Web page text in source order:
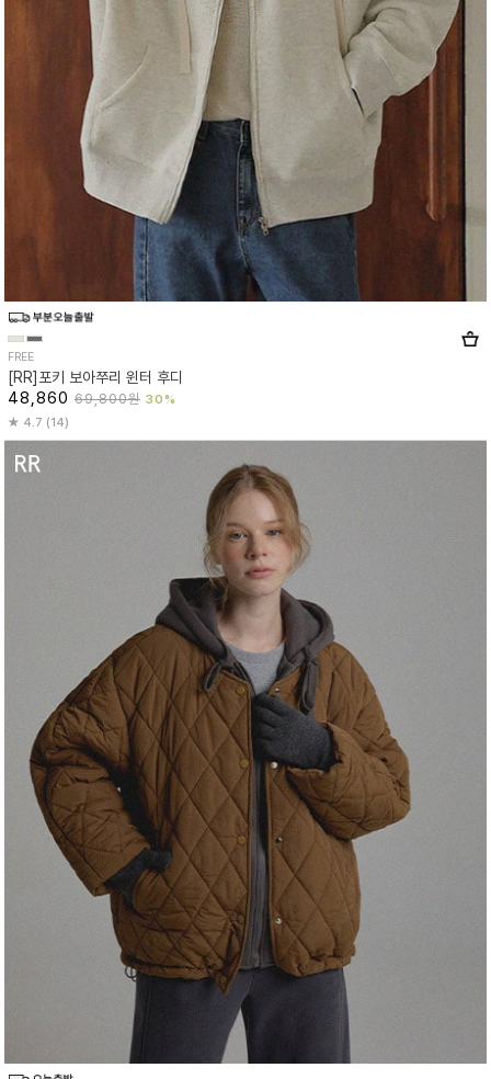
FREE
[RR]포키 보아쭈리 윈터 후디
48,860 69,800원 30%
4.7 (14)